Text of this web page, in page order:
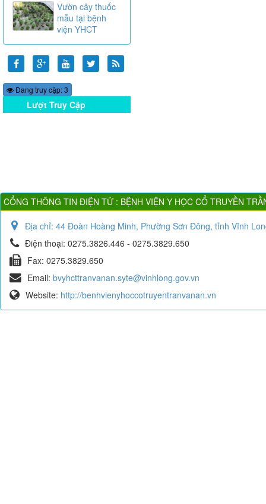
Vườn cây thuốc
mẫu tại bệnh
viện YHCT
Đang truy cập: 3
Lượt Truy Cập
Online
CỔNG THÔNG TIN ĐIỆN TỬ : BỆNH VIỆN Y HỌC CỔ TRUYỀN
Địa chỉ: 44 Đoàn Hoàng Minh, Phường Sơn Đông, tỉnh Vĩnh
Điện thoại: 0275.3826.446 - 0275.3829.650
Fax: 0275.3829.650
Email: bvyhcttranvanan.syte@vinhlong.gov.vn
Website: http://benhvienyhoccotruyentranvanan.vn